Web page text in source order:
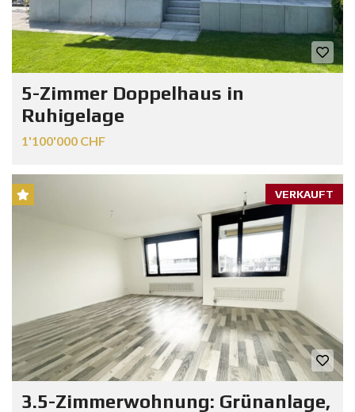
5-Zimmer Doppelhaus in
Ruhigelage
1'100'000 CHF
VERKAUFT
3.5-Zimmerwohnung: Grünanlage,